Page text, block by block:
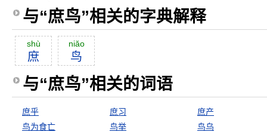
与“庶鸟”相关的字典解释
shù
庶
niăo
鸟
与“庶鸟”相关的词语
庶乎 庶习
庶产
鸟为食亡
鸟举 鸟乌